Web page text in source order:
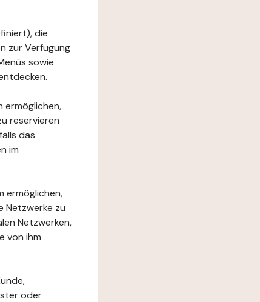
die
zur Verfügung
sowie
ermöglichen,
reservieren
das
im
ermöglichen,
Netzwerke zu
Netzwerken,
von ihm
oder